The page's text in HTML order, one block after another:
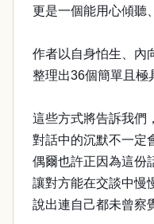
更是一個能用心傾聽
作者以自身怕生、內
整理出36個簡單且極
這些方式將告訴我們，
對話中的沉默不一定
偶爾也許正因為這份
讓對方能在交談中慢
說出連自己都未曾察